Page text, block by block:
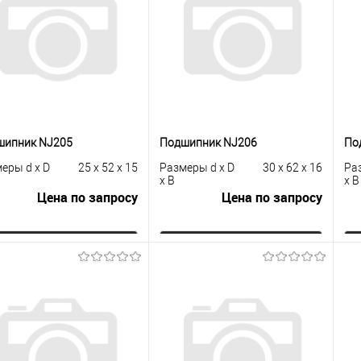
В избранное
Под заказ
В избранное
Под заказ
NJ205
d x D
25 x 52 x 15
Цена по запросу
Запросить цену
Купить в 1
сравнению
В избранное
Под заказ
Подшипник NJ206
Размеры d x D
x B
30 x 62 x 16
Цена по запросу
Запросить цену
Купить в 1
сравнению
В избранное
Под заказ
x B